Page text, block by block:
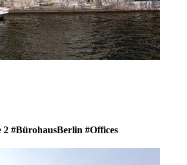
#BürohausBerlin #Offices